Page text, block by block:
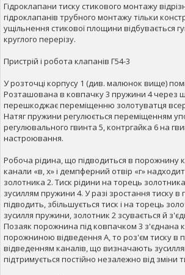
Гідроклапани тиску стикового монтажу
гідроклапанів трубного монтажу тільки
ущільнення стикової площини відбувається
круглого перерізу.
Пристрій і робота клапанів Г54-3
У розточці корпусу 1 (див. малюнок вище)
Розташована в ковпачку 3 пружини 4 через
перешкоджає переміщенню золотуватця
Натяг пружини регулюється переміщенням
регулювального гвинта 5, контргайка 6 на
настроювання.
Робоча рідина, що підводиться в порожнину
канали «в, х» і демпферний отвір «г»
золотника 2. Тиск рідини на торець
зусиллям пружини 4. У разі зростання тиску в
підводить, збільшується тиск і на торець
зусилля пружини, золотник 2 зсувається й
Позаяк порожнина під ковпачком 3 з'єднана
порожниною відведення А, то роз'єм тиску в
відведенням каналів, що визначають
підтримується постійно незалежно від зміни